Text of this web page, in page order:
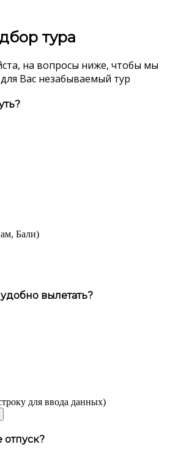
тура
на вопросы ниже, чтобы мы
Вас незабываемый тур
Бали)
вылетать?
для ввода данных)
отпуск?